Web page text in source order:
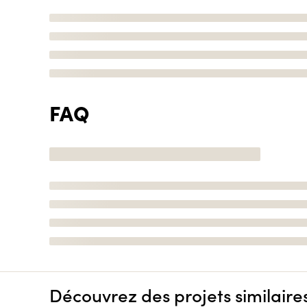
FAQ
Découvrez des projets